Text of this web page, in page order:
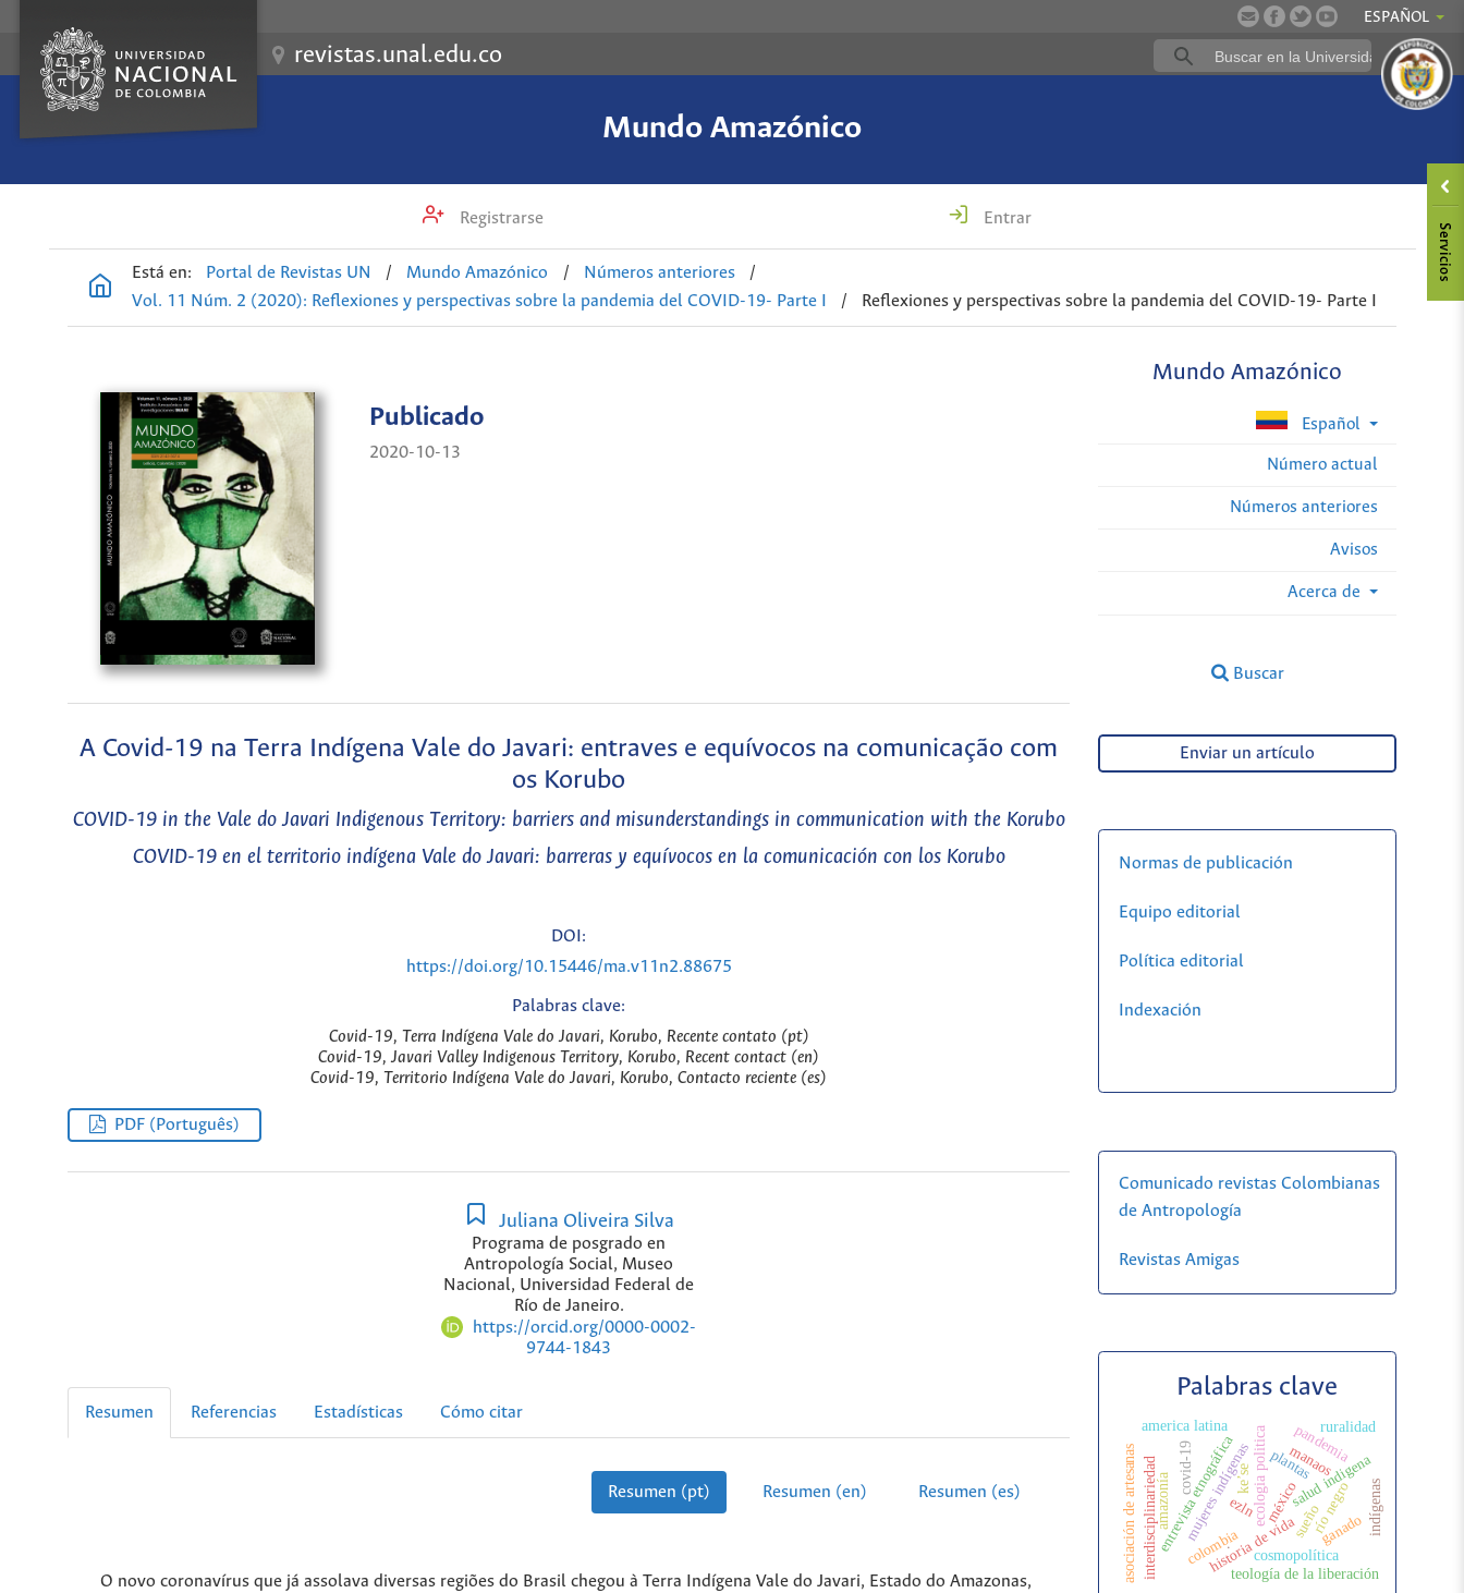
ESPAÑOL
revistas.unal.edu.co
Mundo Amazónico
Registrarse Entrar
Está en: Portal de Revistas UN / Mundo Amazónico / Números anteriores
/
Vol. 11 Núm. 2 (2020): Reflexiones y perspectivas sobre la pandemia del COVID-19- Parte I
/ Reflexiones y perspectivas sobre la pandemia del COVID-19- Parte I
Mundo Amazónico
Español
Número actual
Números anteriores
Avisos
Acerca de
Buscar
Publicado
2020-10-13
A Covid-19 na Terra Indígena Vale do Javari: entraves e equívocos na comunicação com
os Korubo
COVID-19 in the Vale do Javari Indigenous Territory: barriers and misunderstandings in communication with the Korubo
COVID-19 en el territorio indígena Vale do Javari: barreras y equívocos en la comunicación con los Korubo
DOI:
https://doi.org/10.15446/ma.v11n2.88675
Palabras clave:
Covid-19, Terra Indígena Vale do Javari, Korubo, Recente contato (pt)
Covid-19, Javari Valley Indigenous Territory, Korubo, Recent contact (en)
Covid-19, Territorio Indígena Vale do Javari, Korubo, Contacto reciente (es)
PDF (Português)
Juliana Oliveira Silva
Programa de posgrado en
Antropología Social, Museo
Nacional, Universidad Federal de
Río de Janeiro.
https://orcid.org/0000-0002-
9744-1843
Resumen Referencias Estadísticas Cómo citar
Resumen (pt) Resumen (en) Resumen (es)
O novo coronavírus que já assolava diversas regiões do Brasil chegou à Terra Indígena Vale do Javari, Estado do Amazonas,
Enviar un artículo
Normas de publicación
Equipo editorial
Política editorial
Indexación
Comunicado revistas Colombianas
de Antropología
Revistas Amigas
Palabras clave
entrevista etnográficahistoria de vida
ezln
teología de la liberación
méxicosalud indigena
covid-19 manaos
ecologia politica
america latina
mujeres indígenas plantas
río negro
interdisciplinariedad cosmopolítica
asociación de artesanas
pandemia
colombia ganado
amazonía indígenas
ruralidad
.
ke’se
sueño